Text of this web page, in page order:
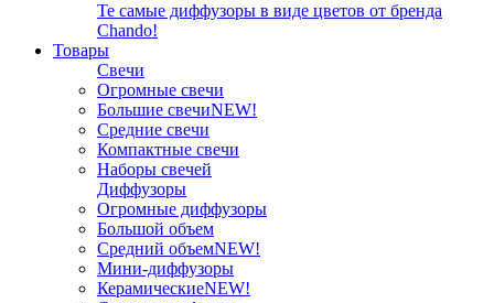
Те самые диффузоры в виде цветов от бренда
Chando!
Товары
Свечи
Огромные свечи
Большие свечиNEW!
Средние свечи
Компактные свечи
Наборы свечей
Диффузоры
Огромные диффузоры
Большой объем
Средний объемNEW!
Мини-диффузоры
КерамическиеNEW!